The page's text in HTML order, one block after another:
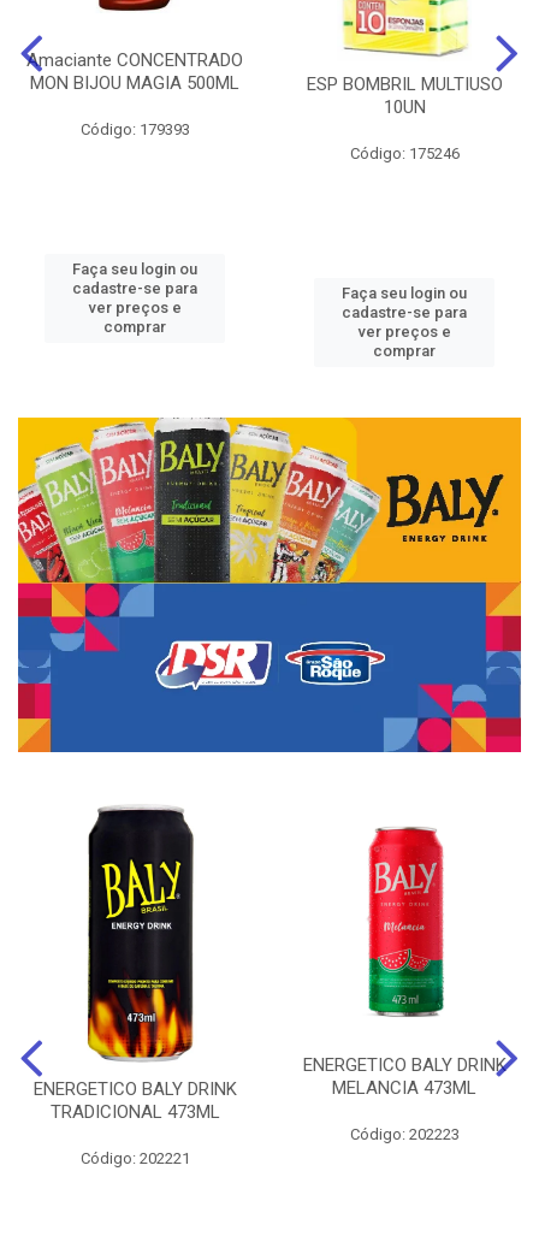
Amaciante CONCENTRADO
MON BIJOU MAGIA 500ML
Código: 179393
Faça seu login ou
cadastre-se para
ver preços e
comprar
ESP BOMBRIL MULTIUSO
10UN
Código: 175246
Faça seu login ou
cadastre-se para
ver preços e
comprar
ENERGETICO BALY DRINK
TRADICIONAL 473ML
Código: 202221
ENERGETICO BALY DRINK
MELANCIA 473ML
Código: 202223